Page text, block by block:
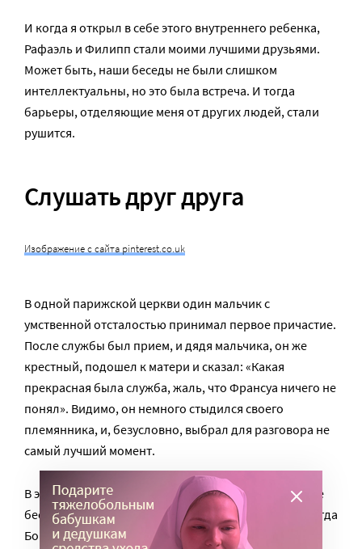
И когда я открыл в себе этого внутреннего ребенка,
Рафаэль и Филипп стали моими лучшими друзьями.
Может быть, наши беседы не были слишком
интеллектуальны, но это была встреча. И тогда
барьеры, отделяющие меня от других людей, стали
рушится.
Слушать друг друга
Изображение с сайта pinterest.co.uk
В одной парижской церкви один мальчик с
умственной отсталостью принимал первое причастие.
После службы был прием, и дядя мальчика, он же
крестный, подошел к матери и сказал: «Какая
прекрасная была служба, жаль, что Франсуа ничего не
понял». Видимо, он немного стыдился своего
племянника, и, безусловно, выбрал для разговора не
самый лучший момент.
В это время Франсуа подошел к матери и сказал: «Не
беспокойся, Бог любит меня таким, как я есть». Иногда
Бог утаивает от сильных то, что открыл малым.